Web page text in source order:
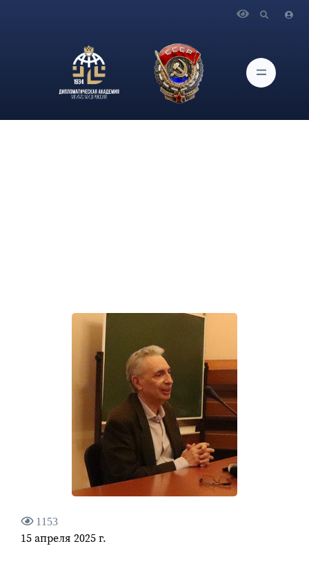
В.Н.Добровольский принял участие в экспертном семинаре
по проблематике, связанной с «тайваньской темой» и
подходами к ней стран АТР, в частности, Японии
(организован МГИМО МИД России и межрегиональной Асс
1153
15 апреля 2025 г.